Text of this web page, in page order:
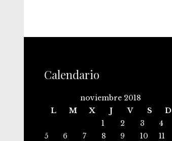
Calendario
noviembre 2018
L
M X J V S
D
1
2 3
4
5
6 7 8 9 10 11